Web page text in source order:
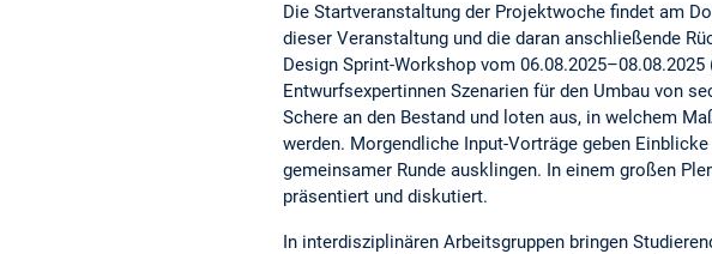
Die Startveranstaltung der Projektwoche findet am
dieser Veranstaltung und die daran anschließende
Design Sprint-Workshop vom
Entwurfsexpertinnen Szenarien für den Umbau von
Schere an den Bestand und loten aus, in welchem
werden. Morgendliche Input-Vorträge geben
gemeinsamer Runde ausklingen. In einem großen
präsentiert und diskutiert.
In interdisziplinären Arbeitsgruppen bringen